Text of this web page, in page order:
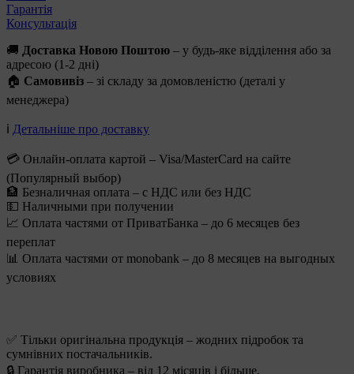
Гарантія
Консультація
🚚 Доставка Новою Поштою – у будь-яке відділення або за
адресою (1-2 дні)
🏠 Самовивіз – зі складу за домовленістю (деталі у
менеджера)
ℹ️ Детальніше про доставку
💳 Онлайн-оплата картой – Visa/MasterCard на сайте
(Популярный выбор)
🏦 Безналичная оплата – с НДС или без НДС
💵 Наличными при получении
📈 Оплата частями от ПриватБанка – до 6 месяцев без
переплат
📊 Оплата частями от monobank – до 8 месяцев на выгодных
условиях
✅ Тільки оригінальна продукція – жодних підробок та
сумнівних постачальників.
🔒 Гарантія виробника – від 12 місяців і більше.